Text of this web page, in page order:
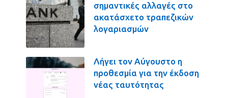
σημαντικές αλλαγές στο
ακατάσχετο τραπεζικών
λογαριασμών
Λήγει τον Αύγουστο η
προθεσμία για την έκδοση
νέας ταυτότητας